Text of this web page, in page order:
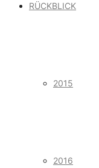
RÜCKBLICK
2015
2016